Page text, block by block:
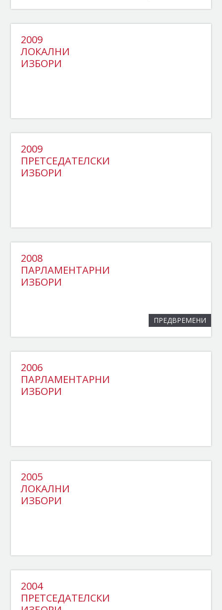
2009
ЛОКАЛНИ
ИЗБОРИ
2009
ПРЕТСЕДАТЕЛСКИ
ИЗБОРИ
2008
ПАРЛАМЕНТАРНИ
ИЗБОРИ
ПРЕДВРЕМЕНИ
2006
ПАРЛАМЕНТАРНИ
ИЗБОРИ
2005
ЛОКАЛНИ
ИЗБОРИ
2004
ПРЕТСЕДАТЕЛСКИ